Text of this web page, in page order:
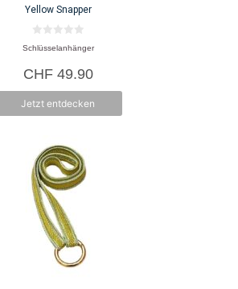
Yellow Snapper
0
v
n
5
Schlüsselanhänger
CHF49.90
Jetzt entdecken